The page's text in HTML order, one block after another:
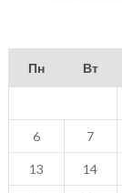
Пн Вт
6 7
13 14